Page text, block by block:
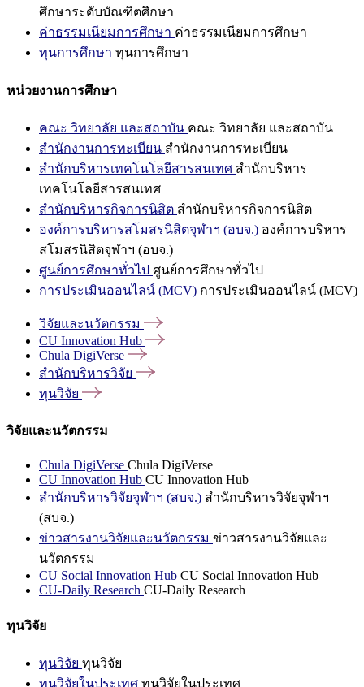
ศึกษาระดับบัณฑิตศึกษา
ค่าธรรมเนียมการศึกษา ค่าธรรมเนียมการศึกษา
ทุนการศึกษา ทุนการศึกษา
หน่วยงานการศึกษา
คณะ วิทยาลัย และสถาบัน คณะ วิทยาลัย และสถาบัน
สำนักงานการทะเบียน สำนักงานการทะเบียน
สำนักบริหารเทคโนโลยีสารสนเทศ สำนักบริหาร
เทคโนโลยีสารสนเทศ
สำนักบริหารกิจการนิสิต สำนักบริหารกิจการนิสิต
องค์การบริหารสโมสรนิสิตจุฬาฯ (อบจ.) องค์การบริหาร
สโมสรนิสิตจุฬาฯ (อบจ.)
ศูนย์การศึกษาทั่วไป ศูนย์การศึกษาทั่วไป
การประเมินออนไลน์ (MCV) การประเมินออนไลน์ (MCV)
วิจัยและนวัตกรรม
CU Innovation Hub
Chula DigiVerse
สำนักบริหารวิจัย
ทุนวิจัย
วิจัยและนวัตกรรม
Chula DigiVerse Chula DigiVerse
CU Innovation Hub CU Innovation Hub
สำนักบริหารวิจัยจุฬาฯ (สบจ.) สำนักบริหารวิจัยจุฬาฯ
(สบจ.)
ข่าวสารงานวิจัยและนวัตกรรม ข่าวสารงานวิจัยและ
นวัตกรรม
CU Social Innovation Hub CU Social Innovation Hub
CU-Daily Research CU-Daily Research
ทุนวิจัย
ทุนวิจัย ทุนวิจัย
ทุนวิจัยในประเทศ ทุนวิจัยในประเทศ